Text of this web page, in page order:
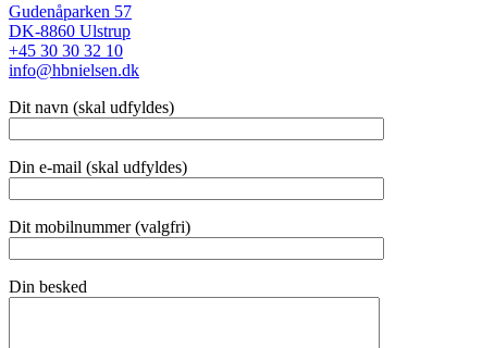
Gudenåparken 57
DK-8860 Ulstrup
+45 30 30 32 10
info@hbnielsen.dk
Dit navn (skal udfyldes)
Din e-mail (skal udfyldes)
Dit mobilnummer (valgfri)
Din besked